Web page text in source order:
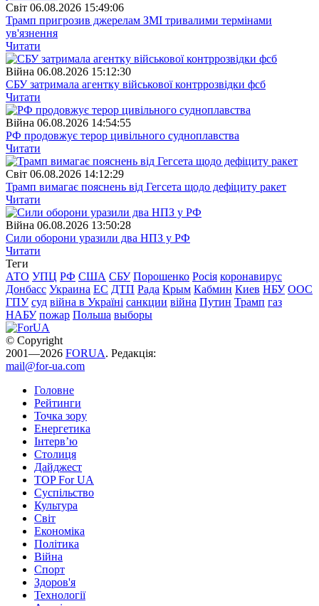
Свiт 06.08.2026 15:49:06
Трамп пригрозив джерелам ЗМІ тривалими термінами
ув'язнення
Читати
Війна 06.08.2026 15:12:30
СБУ затримала агентку військової контррозвідки фсб
Читати
Війна 06.08.2026 14:54:55
РФ продовжує терор цивільного судноплавства
Читати
Свiт 06.08.2026 14:12:29
Трамп вимагає пояснень від Гегсета щодо дефіциту ракет
Читати
Війна 06.08.2026 13:50:28
Сили оборони уразили два НПЗ у РФ
Читати
Теги
АТО УПЦ РФ США СБУ Порошенко Росія коронавирус
Донбасс Украина ЕС ДТП Рада Крым Кабмин Киев НБУ ООС
ГПУ суд війна в Україні санкции війна Путин Трамп газ
НАБУ пожар Польша выборы
© Copyright
2001—2026 FORUA. Редакція:
mail@for-ua.com
Головне
Рейтинги
Точка зору
Енергетика
Інтерв’ю
Столиця
Дайджест
TOP For UA
Суспiльство
Культура
Світ
Економіка
Політика
Війна
Спорт
Здоров'я
Технології